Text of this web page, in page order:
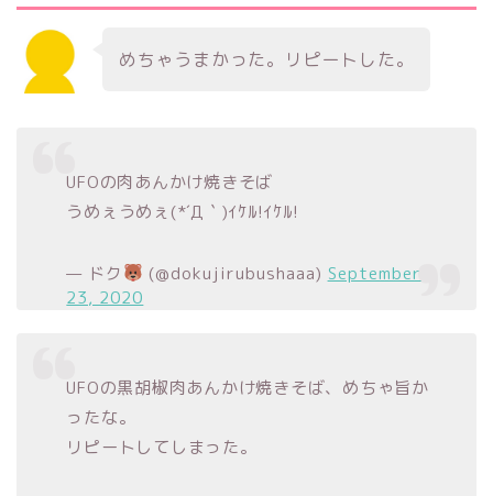
めちゃうまかった。リピートした。
UFOの肉あんかけ焼きそば
うめぇうめぇ(*´Д｀)ｲｹﾙ!ｲｹﾙ!
— ドク (@dokujirubushaaa) September
23, 2020
UFOの黒胡椒肉あんかけ焼きそば、めちゃ旨か
ったな。
リピートしてしまった。